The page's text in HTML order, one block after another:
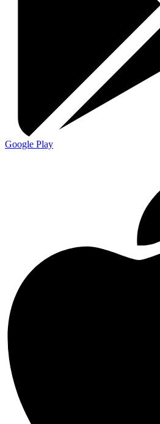
Google Play